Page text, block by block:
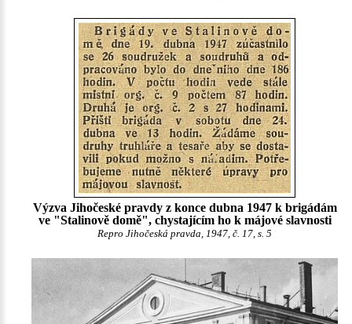
Výzva Jihočeské pravdy z konce dubna 1947 k brigádám
ve "Stalinově domě", chystajícím ho k májové slavnosti
Repro Jihočeská pravda, 1947, č. 17, s. 5